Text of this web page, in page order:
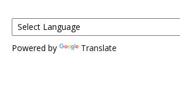
Powered by Translate